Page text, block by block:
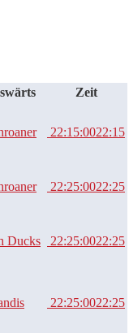
Zeit
22:15:0022:15
22:25:0022:25
Ducks 22:25:0022:25
22:25:0022:25